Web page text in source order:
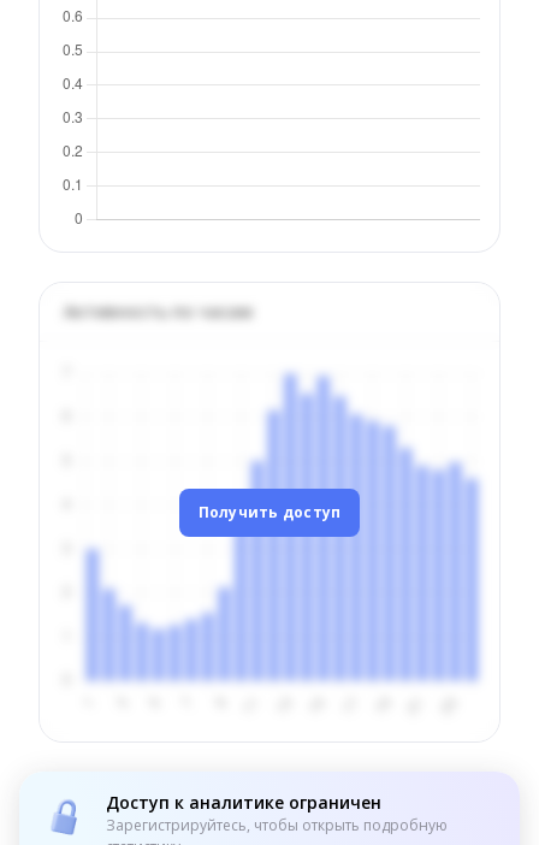
Активность по часам
Получить доступ
Доступ к аналитике ограничен
Зарегистрируйтесь, чтобы открыть подробную